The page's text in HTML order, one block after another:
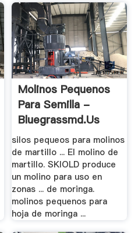
Molinos Pequenos
Para Semilla -
Bluegrassmd.us
silos pequeos para molinos
de martillo ... El molino de
martillo. SKIOLD produce
un molino para uso en
zonas ... de moringa.
molinos pequenos para
hoja de moringa ...